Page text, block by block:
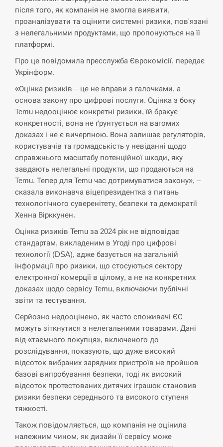
СЕРПЕНЬ
Экс-послу в США Стефанишиной вручили новое
подозрение и избирают меру…
СЕРПЕНЬ
У Росії розгортається ракетний підрозділ КНДР –
Reuters
СЕРПЕНЬ
14:23
Поставки ракет для ПВО сократились втрое,
хотя у партнеров они…
СЕРПЕНЬ
14:10
У Румунії затоплять чотири баржі для
збільшення потоку води до…
СЕРПЕНЬ
13:53
В Москве пожаловались на “кратный рост” атак
дронов Украины
СЕРПЕНЬ
13:40
Біля українського літака в аеропорту Лейпцига
виявили дрон, ймовірно, з…
СЕРПЕНЬ
13:23
“Они должны быть уничтожены”: в МИДе
ответили, как отреагируют на…
СЕРПЕНЬ
13:10
Тайвань проводить найбільші військові
навчання на тлі загрози вторгнення з…
після того, як компанія не змогла виявити,
проаналізувати та оцінити системні ризики, пов'язані
з нелегальними продуктами, що пропонуються на її
платформі.
Про це повідомила пресслужба Єврокомісії, передає
Укрінформ.
«Оцінка ризиків – це не вправи з галочками, а
основа закону про цифрові послуги. Оцінка з боку
Temu недооцінює конкретні ризики, їй бракує
конкретності, вона не ґрунтується на вагомих
доказах і не є вичерпною. Вона залишає регуляторів,
користувачів та громадськість у невіданні щодо
справжнього масштабу потенційної шкоди, яку
завдають нелегальні продукти, що продаються на
Temu. Тепер для Temu час дотримуватися закону», –
сказала виконавча віцепрезидентка з питань
технологічного суверенітету, безпеки та демократії
Хенна Вірккунен.
Оцінка ризиків Temu за 2024 рік не відповідає
стандартам, викладеним в Угоді про цифрові
технології (DSA), адже базується на загальній
інформації про ризики, що стосуються сектору
електронної комерції в цілому, а не на конкретних
доказах щодо сервісу Temu, включаючи публічні
звіти та тестування.
Серйозно недооцінено, як часто споживачі ЄС
можуть зіткнутися з нелегальними товарами. Дані
від «таємного покупця», включеного до
розслідування, показують, що дуже високий
відсоток вибраних зарядних пристроїв не пройшов
базові випробування безпеки, тоді як високий
відсоток протестованих дитячих іграшок становив
ризики безпеки середнього та високого ступеня
тяжкості.
Також повідомляється, що компанія не оцінила
належним чином, як дизайн її сервісу може